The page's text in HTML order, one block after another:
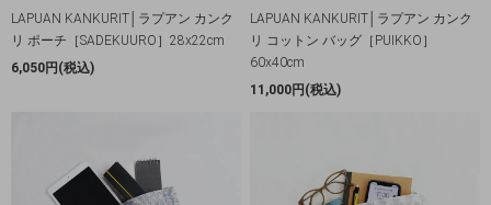
LAPUAN KANKURIT│ラプアン カンク
リ ポーチ［SADEKUURO］28x22cm
6,050円(税込)
LAPUAN KANKURIT│ラプアン カンク
リ コットン バッグ［PUIKKO］
60x40cm
11,000円(税込)